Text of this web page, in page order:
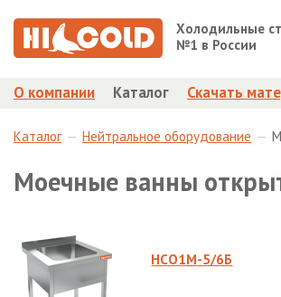
Холодильные
№1 в России
О компании Каталог Скачать
Каталог Нейтральное оборудование
Моечные ванны
НСО1М-5/6Б